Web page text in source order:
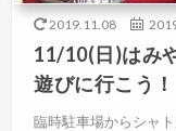
2019.11.08
11/10(日)はみ
遊びに行こう！
臨時駐車場からシャ